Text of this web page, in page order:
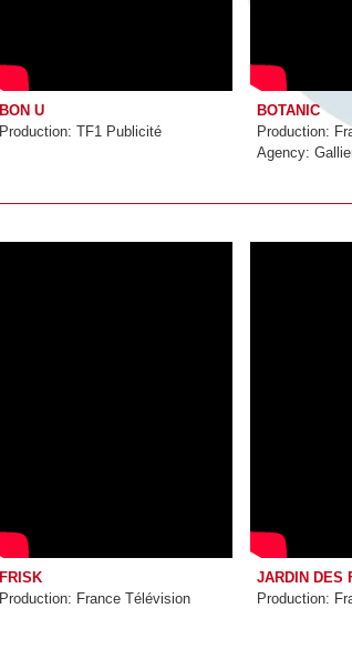
BON U
Production: TF1 Publicité
BOTANIC
Production:
Agency:
FRISK
Production: France Télévision
JARDIN DES
Production: